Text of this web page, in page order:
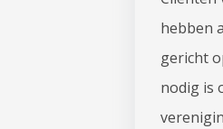
hebben
gericht
nodig is